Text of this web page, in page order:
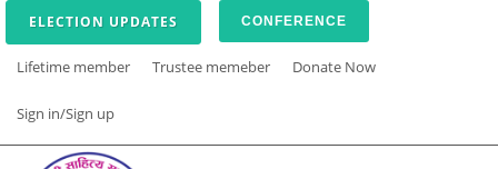
ELECTION UPDATES CONFERENCE
Lifetime member Trustee memeber Donate Now
Sign in/Sign up